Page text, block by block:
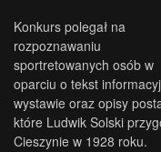
Konkurs polegał na
rozpoznawaniu
sportretowanych osób w
oparciu o tekst
wystawie oraz opisy
które Ludwik Solski
Cieszynie w 1928 roku.